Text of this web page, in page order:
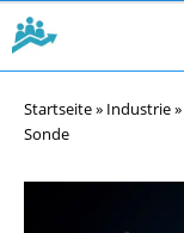
Startseite» Industrie»
Sonde